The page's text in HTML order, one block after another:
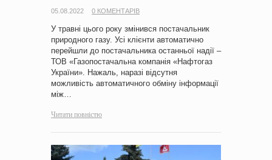
05.08.2022 0 КОМЕНТАРІВ
У травні цього року змінився постачальник
природного газу. Усі клієнти автоматично
перейшли до постачальника останньої надії –
ТОВ «Газопостачальна компанія «Нафтогаз
України». Нажаль, наразі відсутня
можливість автоматичного обміну інформації
між…
Читати повністю